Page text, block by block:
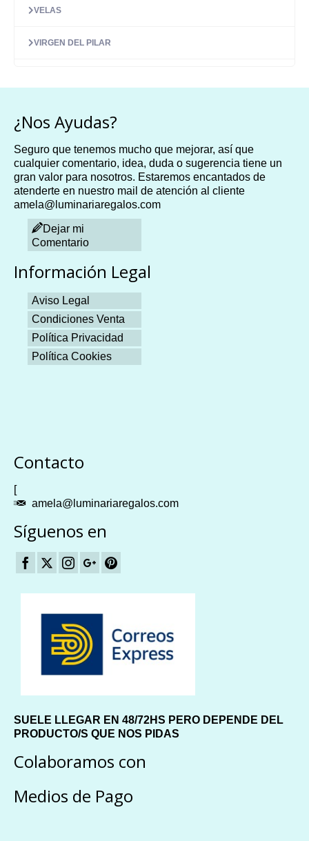
VELAS
VIRGEN DEL PILAR
¿Nos Ayudas?
Seguro que tenemos mucho que mejorar, así que
cualquier comentario, idea, duda o sugerencia tiene un
gran valor para nosotros. Estaremos encantados de
atenderte en nuestro mail de atención al cliente
amela@luminariaregalos.com
Dejar mi
Comentario
Información Legal
Aviso Legal
Condiciones Venta
Política Privacidad
Política Cookies
Contacto
[
amela@luminariaregalos.com
Síguenos en
SUELE LLEGAR EN 48/72HS PERO DEPENDE DEL
PRODUCTO/S QUE NOS PIDAS
Colaboramos con
Medios de Pago